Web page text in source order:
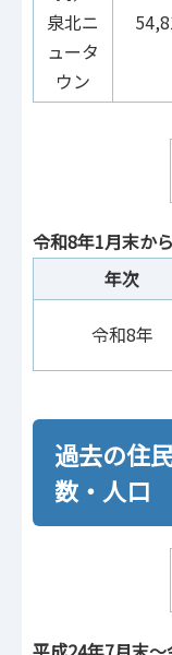
泉北ニ
ュータ
ウン
令和8年1月末か
年次
令和8年
過去の住
数・人口